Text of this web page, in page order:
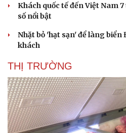
Khách quốc tế đến Việt Nam
số nổi bật
Nhặt bỏ 'hạt sạn' để làng biển
khách
THỊ TRƯỜNG